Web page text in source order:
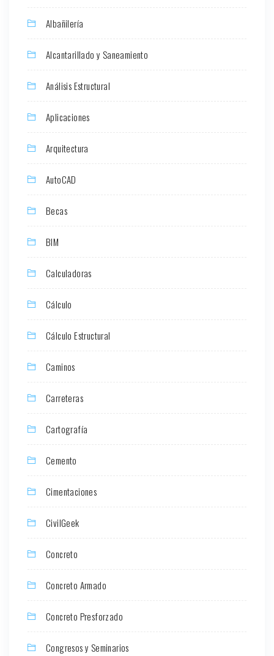
Albañilería
Alcantarillado y Saneamiento
Análisis Estructural
Aplicaciones
Arquitectura
AutoCAD
Becas
BIM
Calculadoras
Cálculo
Cálculo Estructural
Caminos
Carreteras
Cartografía
Cemento
Cimentaciones
CivilGeek
Concreto
Concreto Armado
Concreto Presforzado
Congresos y Seminarios